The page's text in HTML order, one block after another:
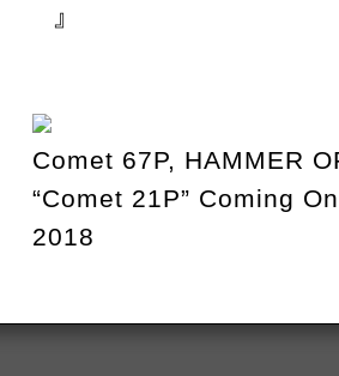
』
Comet 67P, HAMMER
“Comet 21P” Coming
2018